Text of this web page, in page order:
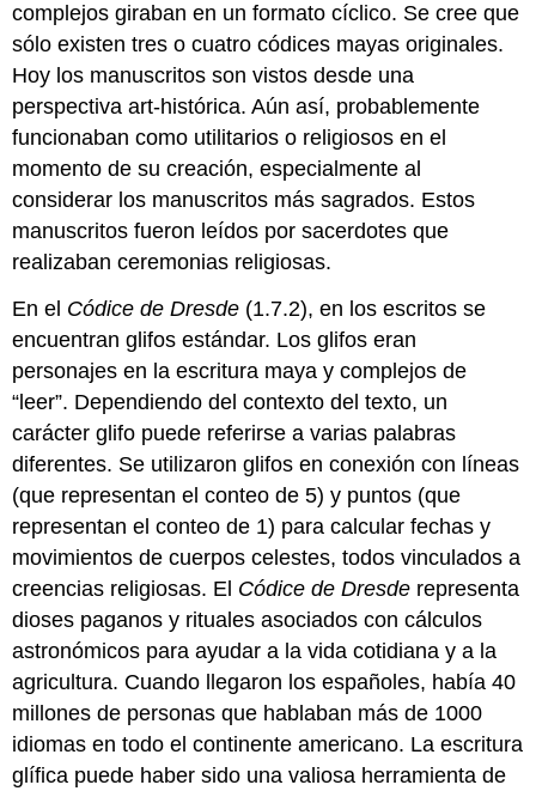
complejos giraban en un formato cíclico. Se cree que
sólo existen tres o cuatro códices mayas originales.
Hoy los manuscritos son vistos desde una
perspectiva art-histórica. Aún así, probablemente
funcionaban como utilitarios o religiosos en el
momento de su creación, especialmente al
considerar los manuscritos más sagrados. Estos
manuscritos fueron leídos por sacerdotes que
realizaban ceremonias religiosas.
En el Códice de Dresde (1.7.2), en los escritos se
encuentran glifos estándar. Los glifos eran
personajes en la escritura maya y complejos de
“leer”. Dependiendo del contexto del texto, un
carácter glifo puede referirse a varias palabras
diferentes. Se utilizaron glifos en conexión con líneas
(que representan el conteo de 5) y puntos (que
representan el conteo de 1) para calcular fechas y
movimientos de cuerpos celestes, todos vinculados a
creencias religiosas. El Códice de Dresde representa
dioses paganos y rituales asociados con cálculos
astronómicos para ayudar a la vida cotidiana y a la
agricultura. Cuando llegaron los españoles, había 40
millones de personas que hablaban más de 1000
idiomas en todo el continente americano. La escritura
glífica puede haber sido una valiosa herramienta de